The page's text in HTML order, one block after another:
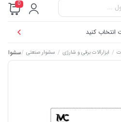
0
کنید
/ ابزارآلات برقی و شارژی / سشوار صنعتی /سشوار صنعتی ۲۰۰۰ وات